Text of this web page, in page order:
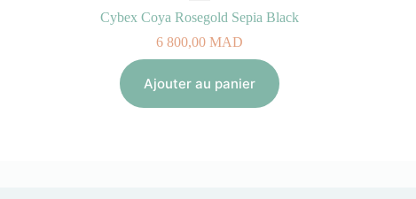
Cybex Coya Rosegold Sepia Black
6 800,00MAD
Ajouter au panier